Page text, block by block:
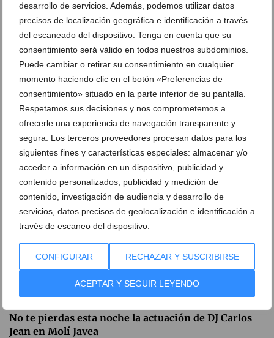
desarrollo de servicios. Además, podemos utilizar datos
precisos de localización geográfica e identificación a través
del escaneado del dispositivo. Tenga en cuenta que su
consentimiento será válido en todos nuestros subdominios.
Puede cambiar o retirar su consentimiento en cualquier
momento haciendo clic en el botón «Preferencias de
consentimiento» situado en la parte inferior de su pantalla.
Respetamos sus decisiones y nos comprometemos a
ofrecerle una experiencia de navegación transparente y
segura. Los terceros proveedores procesan datos para los
siguientes fines y características especiales: almacenar y/o
acceder a información en un dispositivo, publicidad y
contenido personalizados, publicidad y medición de
contenido, investigación de audiencia y desarrollo de
servicios, datos precisos de geolocalización e identificación a
través de escaneo del dispositivo.
CONFIGURAR RECHAZAR Y SUSCRIBIRSE
ACEPTAR Y SEGUIR LEYENDO
¡Despide el verano en Molí Javea!
28 de agosto de 2019
No te pierdas esta noche la actuación de DJ Carlos
Jean en Molí Javea